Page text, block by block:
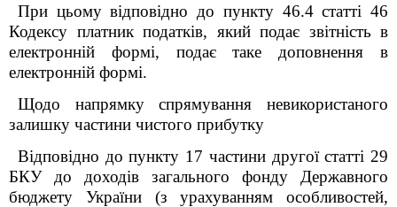
При цьому відповідно до пункту 46.4 статті 46
Кодексу платник податків, який подає звітність в
електронній формі, подає таке доповнення в
електронній формі.
Щодо напрямку спрямування невикористаного
залишку частини чистого прибутку
Відповідно до пункту 17 частини другої статті 29
БКУ до доходів загального фонду Державного
бюджету України (з урахуванням особливостей,